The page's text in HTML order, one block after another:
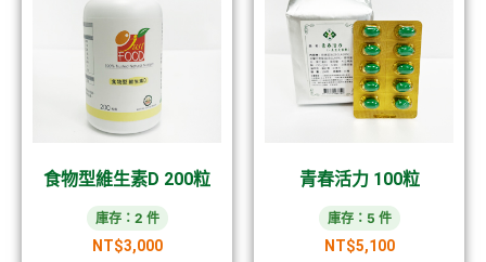
食物型維生素D 200粒
庫存：2 件
NT$3,000
青春活力 100粒
庫存：5 件
NT$5,100